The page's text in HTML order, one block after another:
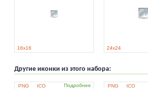
16x16 24x24
Другие иконки из этого набора:
PNG ICO Подробнее PNG ICO